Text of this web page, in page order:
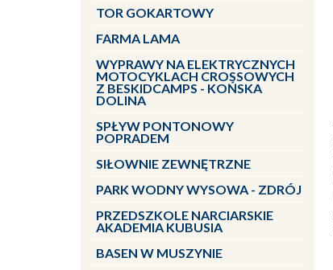
TOR GOKARTOWY
FARMA LAMA
WYPRAWY NA ELEKTRYCZNYCH
MOTOCYKLACH CROSSOWYCH
Z BESKIDCAMPS - KOŃSKA
DOLINA
SPŁYW PONTONOWY
POPRADEM
SIŁOWNIE ZEWNĘTRZNE
PARK WODNY WYSOWA - ZDRÓJ
PRZEDSZKOLE NARCIARSKIE
AKADEMIA KUBUSIA
BASEN W MUSZYNIE